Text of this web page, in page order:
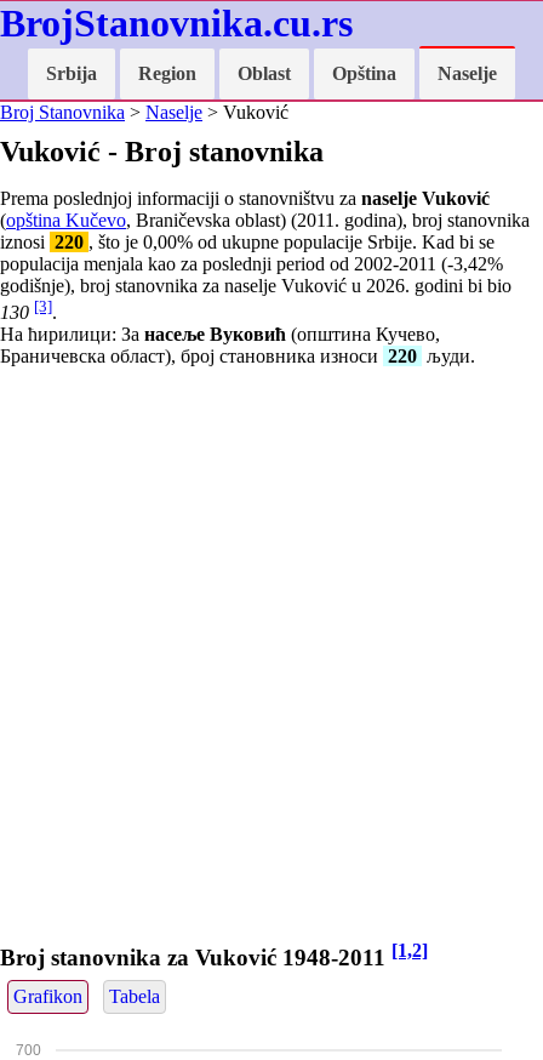
BrojStanovnika.cu.rs
Srbija Region Oblast Opština
Naselje
Broj Stanovnika > Naselje > Vuković
Vuković - Broj stanovnika
Prema poslednjoj informaciji o stanovništvu za naselje Vuković
(opština Kučevo, Braničevska oblast) (2011. godina), broj stanovnika
iznosi 220 , što je 0,00% od ukupne populacije Srbije. Kad bi se
populacija menjala kao za poslednji period od 2002-2011 (-3,42%
godišnje), broj stanovnika za naselje Vuković u 2026. godini bi bio
130 [3].
На ћирилици: За насеље Вуковић (општина Кучево,
Браничевска област), број становника износи 220 људи.
Broj stanovnika za Vuković 1948-2011 [1,2]
Grafikon Tabela
700